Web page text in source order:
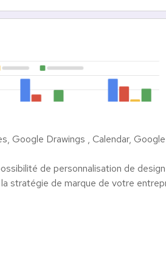
Google Drawings , Calendar,
de personnalisation de
stratégie de marque de votre